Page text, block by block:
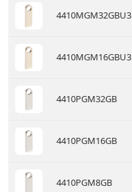
4410MGM32GBU3
4410MGM16GBU3
4410PGM32GB
4410PGM16GB
4410PGM8GB